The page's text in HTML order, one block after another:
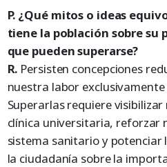
P. ¿Qué mitos o ideas
tiene la población sobre su
que pueden superarse?
R. Persisten concepciones
nuestra labor
Superarlas requiere
clínica universitaria, reforzar
sistema sanitario y potenciar
la ciudadanía sobre la